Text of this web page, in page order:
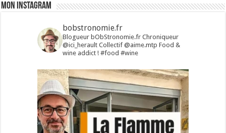
Mon Instagram
bobstronomie.fr
Blogueur bObStronomie.fr Chroniqueur
@ici_heraultCollectif @aime.mtp Food &
wine addict !#food #wine